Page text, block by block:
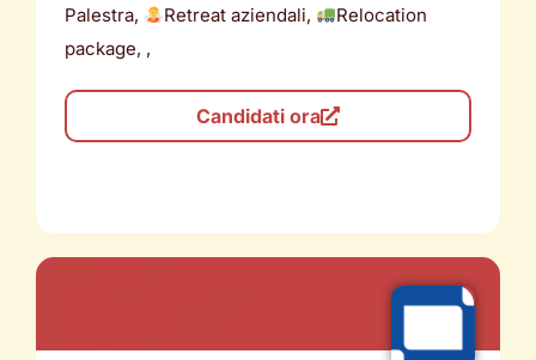
Palestra,
Retreat aziendali,
Relocation
package, ,
Candidati ora